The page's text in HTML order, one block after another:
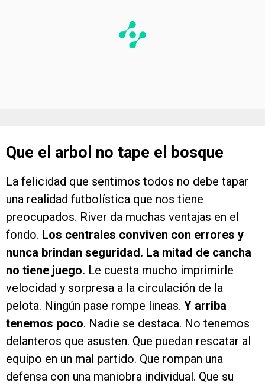
Que el arbol no tape el bosque
La felicidad que sentimos todos no debe tapar
una realidad futbolística que nos tiene
preocupados. River da muchas ventajas en el
fondo. Los centrales conviven con errores y
nunca brindan seguridad. La mitad de cancha
no tiene juego. Le cuesta mucho imprimirle
velocidad y sorpresa a la circulación de la
pelota. Ningún pase rompe lineas. Y arriba
tenemos poco. Nadie se destaca. No tenemos
delanteros que asusten. Que puedan rescatar al
equipo en un mal partido. Que rompan una
defensa con una maniobra individual. Que su